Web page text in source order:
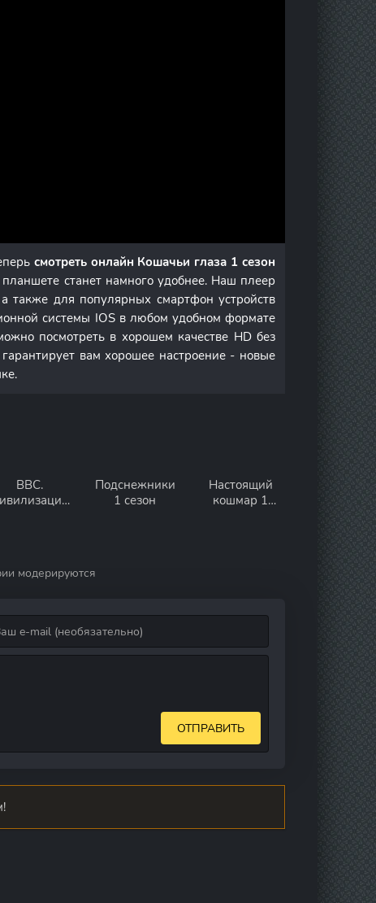
смотреть онлайн Кошачьи глаза 1 сезон
станет намного удобнее. Наш плеер
также для популярных смартфон устройств
системы IOS в любом удобном формате
посмотреть в хорошем качестве HD без
вам хорошее настроение - новые
BBC.
Подснежники
1 сезон
Настоящий
кошмар 1
модерируются
ОТПРАВИТЬ